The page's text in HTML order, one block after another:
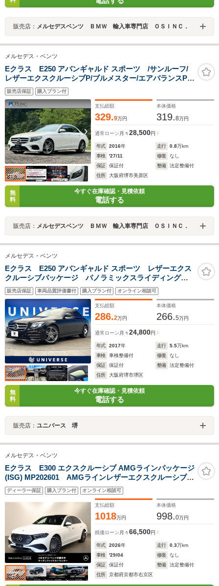
販売店： メルセデスベンツ ＢＭＷ 輸入車専門店 ＯＳＩＮＣ．
メルセデス・ベンツ
Eクラス E250 アバンギャルド スポーツ /サンルーフ/
レザーエクスクルーシブP/ブルメスター/エアバランスP/
全周囲カメラ/パワートランク/黒革/前席パワーシート・シ
ートメモリー/全席シートヒーター/アンビエントライ
ト/ETC/純正AW
販売店保証 購入プラン付
支払総額
329.9万円
本体価格
319.8万円
通常ローン 月々28,500円
年式 2016年 走行 0.8万km
車検
'27/11 修復
なし
保証
保証付 整備
法定整備付
住所
大阪府堺市美原区
無
料
今すぐ在庫確認・見積依頼
電話する
販売店： メルセデスベンツ ＢＭＷ 輸入車専門店 ＯＳＩＮＣ．
メルセデス・ベンツ
Eクラス E250 アバンギャルド スポーツ レザーエクス
クルーシブパッケージ パノラミックスライディングル
ーフ レーダーセーフティパッケージ 黒革シート 前
席パワーシート 全席シートヒーター アダプティブハ
イビームアシストプラス 禁煙車
販売店保証 車両品質評価書付 購入プラン付 オンライン相談可
支払総額
286.2万円
本体価格
266.5万円
通常ローン 月々24,800円
年式 2017年 走行 5.5万km
車検
車検整備付 修復
なし
保証
保証付 整備
法定整備付
住所
大阪府堺市堺区
無
料
今すぐ在庫確認・見積依頼
電話する
販売店： ユニバース 堺
メルセデス・ベンツ
Eクラス E300 エクスクルーシブ AMGラインパッケージ
(ISG) MP202601 AMGラインレザーエクスクルーシブデ
ジタルインテリアMBUXハイパースクリーンシートヒー
ターベンチレーター3Dコックピットディスプレイ本革シ
ートポーラーホワイト
ディーラー保証 購入プラン付 オンライン相談可
支払総額
1018万円
本体価格
998.0万円
残価ローン 月々66,500円
年式 2026年 走行 0.3万km
車検
'29/04 修復
なし
保証
保証付 整備
法定整備付
住所
京都府京都市右京区